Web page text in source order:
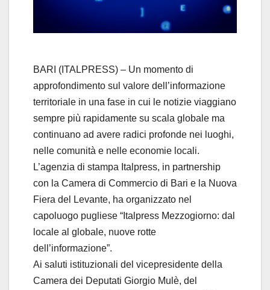
l
y
V
i
d
e
o
BARI (ITALPRESS) – Un momento di
approfondimento sul valore dell’informazione
territoriale in una fase in cui le notizie viaggiano
sempre più rapidamente su scala globale ma
continuano ad avere radici profonde nei luoghi,
nelle comunità e nelle economie locali.
L’agenzia di stampa Italpress, in partnership
con la Camera di Commercio di Bari e la Nuova
Fiera del Levante, ha organizzato nel
capoluogo pugliese “Italpress Mezzogiorno: dal
locale al globale, nuove rotte
dell’informazione”.
Ai saluti istituzionali del vicepresidente della
Camera dei Deputati Giorgio Mulè, del